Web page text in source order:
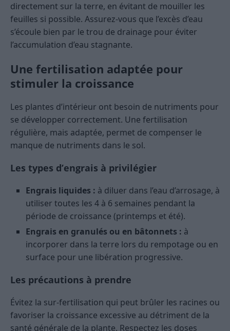
directement sur la terre, en évitant de mouiller les
feuilles si possible. Assurez-vous que l’excès d’eau
s’écoule bien par le trou de drainage pour éviter
l’accumulation d’eau stagnante.
Une fertilisation adaptée pour
stimuler la croissance
Les plantes d’intérieur ont besoin de nutriments pour
se développer correctement. Une fertilisation
régulière, mais adaptée, permet de compenser le
manque de nutriments dans le sol.
Les types d’engrais à privilégier
Engrais liquides : à diluer dans l’eau d’arrosage, à
utiliser toutes les 4 à 6 semaines pendant la
période de croissance (printemps et été).
Engrais en granulés ou en bâtonnets : à
incorporer dans la terre lors du rempotage ou en
surface pour une libération progressive.
Les précautions à prendre
Évitez la sur-fertilisation qui peut brûler les racines ou
favoriser la croissance excessive au détriment de la
santé générale de la plante. Respectez les doses